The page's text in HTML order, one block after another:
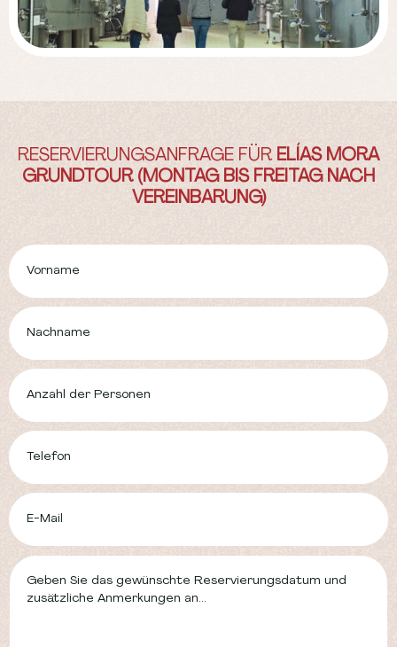
RESERVIERUNGSANFRAGE FÜR ELÍAS MORA
GRUNDTOUR (MONTAG BIS FREITAG NACH
VEREINBARUNG)
Vorname
Nachname
Anzahl der Personen
Telefon
E-Mail
Geben Sie das gewünschte Reservierungsdatum und
zusätzliche Anmerkungen an...